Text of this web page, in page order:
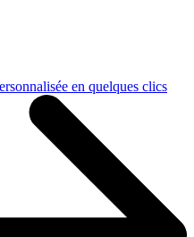
en quelques clics